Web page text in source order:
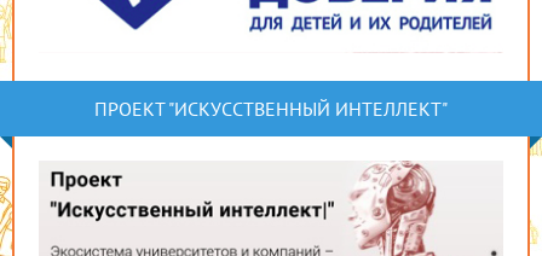
ПРОЕКТ "ИСКУССТВЕННЫЙ ИНТЕЛЛЕКТ"